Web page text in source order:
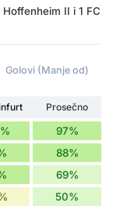
II i 1 FC
Golovi (Manje od)
Prosečno
97%
88%
69%
50%